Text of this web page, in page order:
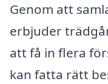
Genom att
erbjuder
att få in flera
kan fatta rätt